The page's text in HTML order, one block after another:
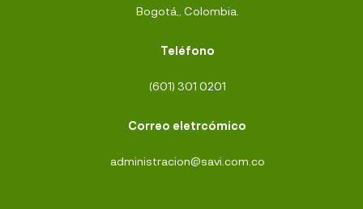
Bogotá,, Colombia.
Teléfono
(601) 301 0201
Correo eletrcómico
administracion@savi.com.co